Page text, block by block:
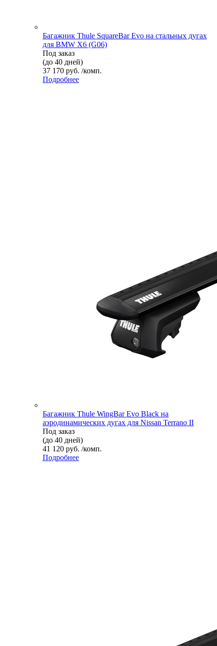
Багажник Thule SquareBar Evo на стальных дугах
для BMW X6 (G06)
Под заказ
(до 40 дней)
37 170 руб. /комп.
Подробнее
Багажник Thule WingBar Evo Black на
аэродинамических дугах для Nissan Terrano II
Под заказ
(до 40 дней)
41 120 руб. /комп.
Подробнее